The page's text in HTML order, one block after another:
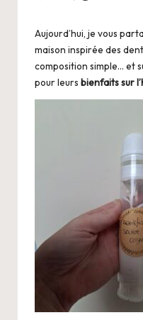
o
Posted
Aujourd’hui, je vous
maison inspirée des
composition simple… et
pour leurs bienfaits sur